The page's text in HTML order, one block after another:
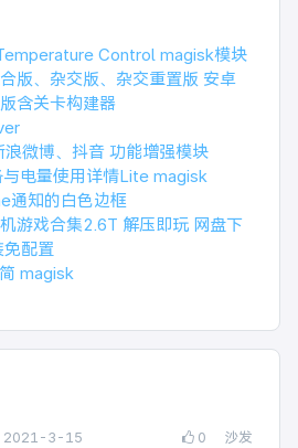
Control magisk模块
版、杂交版、杂交重置版 安卓
含关卡构建器
浪微博、抖音 功能增强模块
电量使用详情Lite magisk
通知的白色边框
游戏合集2.6T 解压即玩 网盘下
配置
magisk
2021-3-15 0 沙发